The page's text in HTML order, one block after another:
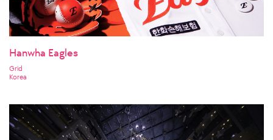
Hanwha Eagles
Grid
Korea